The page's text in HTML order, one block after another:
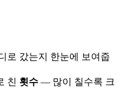
로 갔는지 한눈에 보여줍
친 횟수 — 많이 칠수록 크